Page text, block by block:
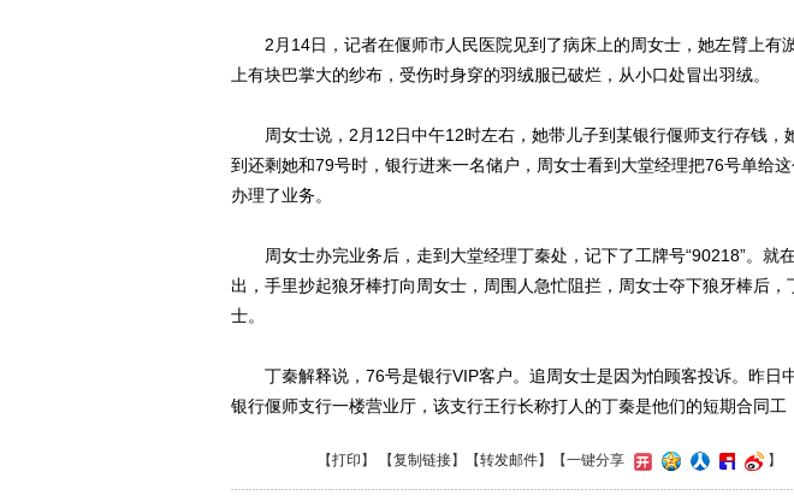
2月14日，记者在偃师市人民医院见到了病床上的周女士，她左臂上有
上有块巴掌大的纱布，受伤时身穿的羽绒服已破烂，从小口处冒出羽绒。
周女士说，2月12日中午12时左右，她带儿子到某银行偃师支行存钱，
到还剩她和79号时，银行进来一名储户，周女士看到大堂经理把76号单给
办理了业务。
周女士办完业务后，走到大堂经理丁秦处，记下了工牌号“90218”。就
出，手里抄起狼牙棒打向周女士，周围人急忙阻拦，周女士夺下狼牙棒后
士。
丁秦解释说，76号是银行VIP客户。追周女士是因为怕顾客投诉。昨日
银行偃师支行一楼营业厅，该支行王行长称打人的丁秦是他们的短期合同工
【打印 】 【复制链接】【转发邮件】 【一键分享 】